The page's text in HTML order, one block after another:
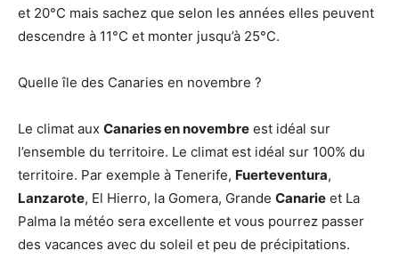
et 20°C mais sachez que selon les années elles peuvent
descendre à 11°C et monter jusqu’à 25°C.
Quelle île des Canaries en novembre ?
Le climat aux Canaries en novembre est idéal sur
l’ensemble du territoire. Le climat est idéal sur 100% du
territoire. Par exemple à Tenerife, Fuerteventura,
Lanzarote, El Hierro, la Gomera, Grande Canarie et La
Palma la météo sera excellente et vous pourrez passer
des vacances avec du soleil et peu de précipitations.